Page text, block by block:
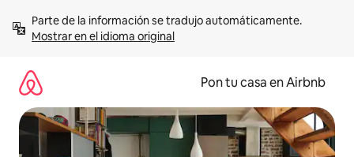
contenidoMostrar en el idioma original
Pon tu casa en Airbnb